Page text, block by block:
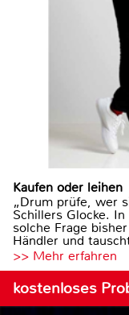
Kaufen oder leihen
„Drum prüfe, wer
Schillers Glocke.
solche Frage
Händler und
>> Mehr erfahren
kostenloses